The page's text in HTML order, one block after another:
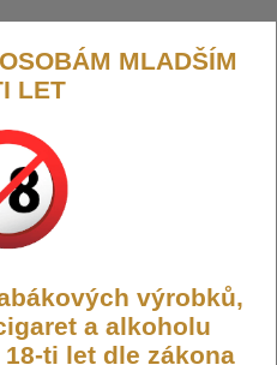
Label 10ml
vlastních e-liquidů
MLADŠÍM
LET
výrobků,
a alkoholu
ti let dle zákona